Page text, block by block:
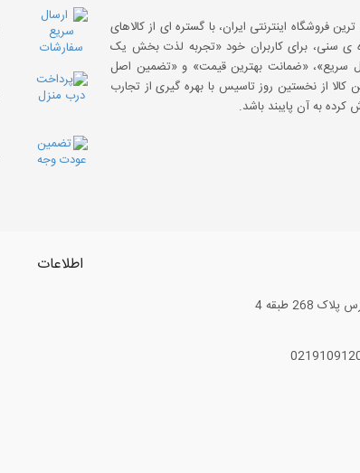
فروشگاه اینترنتی ایران، با گستره ای از کالاهای
ی سنی، برای کاربران خود «تجربه لذت بخش یک
سریع»، «ضمانت بهترین قیمت» و «تضمین اصل
کالا از نخستین روز تاسیس با بهره گیری از تجارب
کرده به آن پایبند باشد.
طبقه 4
اطلاعات